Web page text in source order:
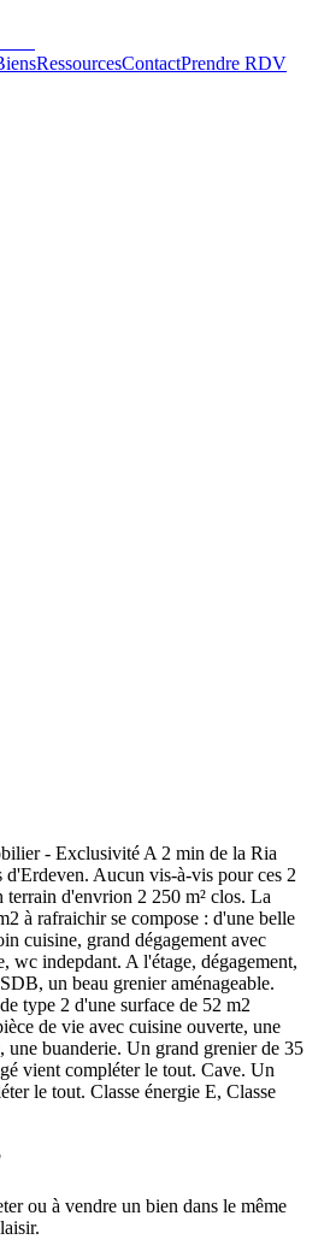
RessourcesContactPrendre RDV
- Exclusivité A 2 min de la Ria
d'Erdeven. Aucun vis-à-vis pour ces 2
terrain d'envrion 2 250 m² clos. La
à rafraichir se compose : d'une belle
cuisine, grand dégagement avec
wc indepdant. A l'étage, dégagement,
un beau grenier aménageable.
type 2 d'une surface de 52 m2
de vie avec cuisine ouverte, une
une buanderie. Un grand grenier de 35
vient compléter le tout. Cave. Un
le tout. Classe énergie E, Classe
ou à vendre un bien dans le même